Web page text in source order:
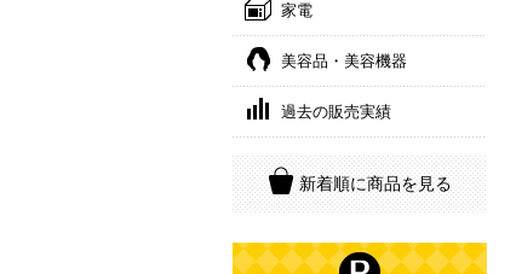
家電
美容品・美容機器
過去の販売実績
新着順に商品を見る